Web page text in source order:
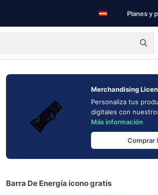
Planes y
Merchandising
Personaliza tus
digitales con
Más información
Comprar
Barra De Energía icono gratis